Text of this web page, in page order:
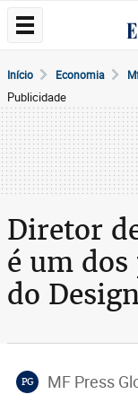
Início Economia
Publicidade
Diretor
é um
do
PG MF Press